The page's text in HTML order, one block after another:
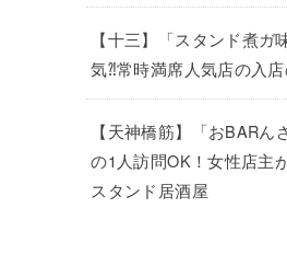
【十三】「スタンド煮ガ
気⁈常時満席人気店の入
【天神橋筋】「おBARん
の1人訪問OK！女性店主
スタンド居酒屋